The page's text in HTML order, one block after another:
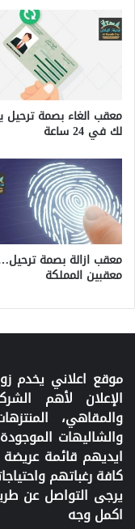
معقب الغاء بصمة ترحيل
لك في 24 ساعة
معقب ازالة بصمة
معقبين المملكة
موقع اعلاني يخدم
الإعلان لأهم
والمقاهي،
والشاليهات
ايديهم قائمة
كافة رغباتهم
يرجى التواصل عن
اكمل وجه